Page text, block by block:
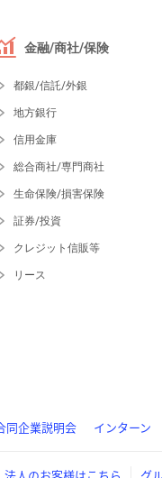
金融/商社/保険
都銀/信託/外銀
地方銀行
信用金庫
総合商社/専門商社
生命保険/損害保険
証券/投資
クレジット信販等
リース
同企業説明会 インターン